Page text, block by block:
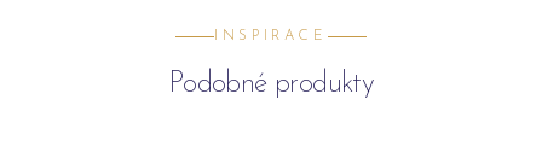
INSPIRACE
Podobné produkty